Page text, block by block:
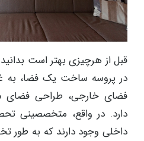
قبل از هرچیزی بهتر است
در پروسه ساخت یک فضا، به
فضای خارجی، طراحی فضای
دارد. در واقع، متخصصینی
داخلی وجود دارند که به طور